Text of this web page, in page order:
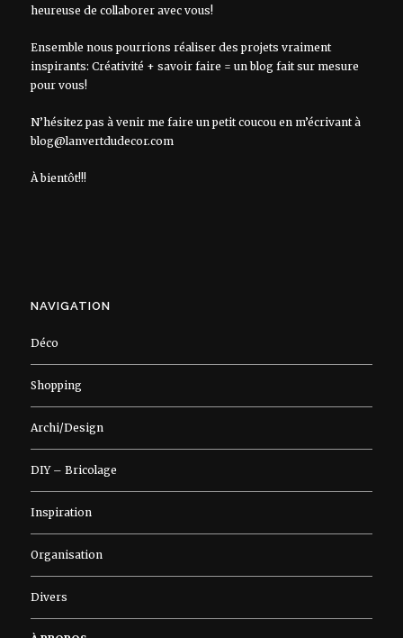
heureuse de collaborer avec vous!
Ensemble nous pourrions réaliser des projets vraiment
inspirants: Créativité + savoir faire = un blog fait sur mesure
pour vous!
N’hésitez pas à venir me faire un petit coucou en m’écrivant à
blog@lanvertdudecor.com
À bientôt!!!
NAVIGATION
Déco
Shopping
Archi/Design
DIY – Bricolage
Inspiration
Organisation
Divers